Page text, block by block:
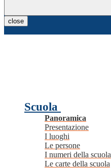
close
Scuola
Panoramica
Presentazione
I luoghi
Le persone
I numeri della scuola
Le carte della scuola